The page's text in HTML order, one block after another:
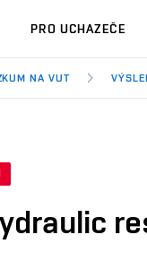
PRO UCHAZEČE
NA VUT